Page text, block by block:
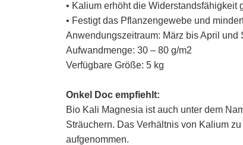
• Kalium erhöht die Widerstandsfähigkeit
• Festigt das Pflanzengewebe und
Anwendungszeitraum: März bis April und
Aufwandmenge: 30 – 80 g/m2
Verfügbare Größe: 5 kg
Onkel Doc empfiehlt:
Bio Kali Magnesia ist auch unter dem
Sträuchern. Das Verhältnis von Kalium
aufgenommen.